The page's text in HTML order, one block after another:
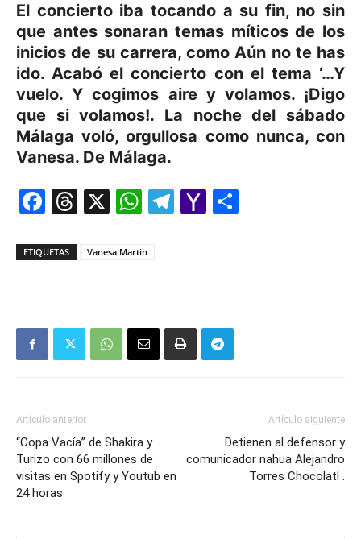
El concierto iba tocando a su fin, no sin
que antes sonaran temas míticos de los
inicios de su carrera, como Aún no te has
ido. Acabó el concierto con el tema ‘…Y
vuelo. Y cogimos aire y volamos. ¡Digo
que si volamos!. La noche del sábado
Málaga voló, orgullosa como nunca, con
Vanesa. De Málaga.
Facebook
Threads
X WhatsApp
Telegram
Yahoo
ETIQUETAS Vanesa Martin
Artículo anterior
“Copa Vacía” de Shakira y
Turizo con 66 millones de
visitas en Spotify y Youtub en
24 horas
Artículo siguiente
Detienen al defensor y
comunicador nahua Alejandro
Torres Chocolatl .